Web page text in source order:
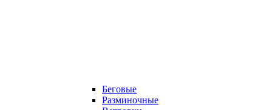
Беговые
Разминочные